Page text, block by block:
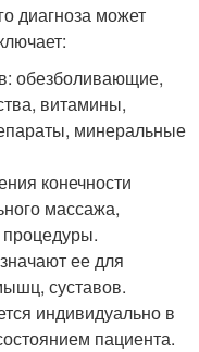
диагноза может
обезболивающие,
витамины,
минеральные
конечности
массажа,
ее для
суставов.
индивидуально в
пациента.